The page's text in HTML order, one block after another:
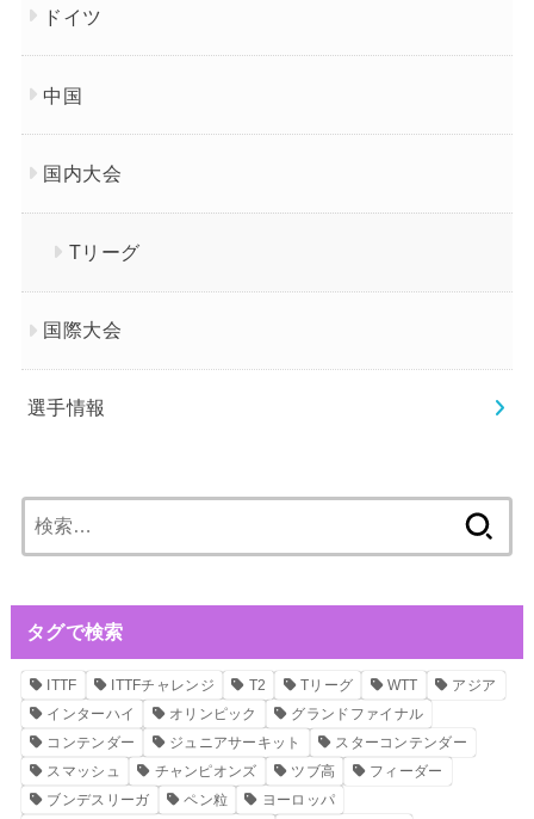
ドイツ
中国
国内大会
Tリーグ
国際大会
選手情報
索:
タグで検索
ITTF ITTFチャレンジ T2 Tリーグ WTT
アジア
インターハイ
オリンピック
グランドファイナル
コンテンダー
ジュニアサーキット
スターコンテンダー
スマッシュ
チャンピオンズ ツブ高
フィーダー
ブンデスリーガ
ペン粒
ヨーロッパ